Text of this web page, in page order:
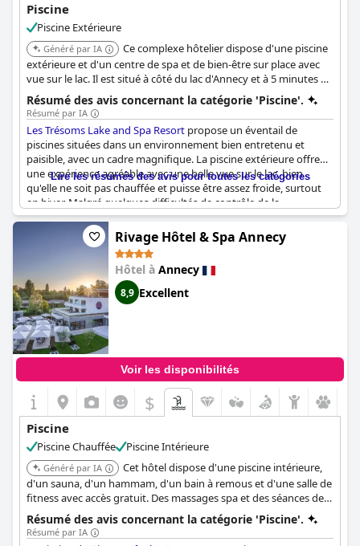
Piscine
Piscine Extérieure
Généré par IA
Ce complexe hôtelier dispose d'une piscine
extérieure et d'un centre de spa et de bien-être sur place avec
vue sur le lac. Il est situé à côté du lac d'Annecy et à 5 minutes à
pied de la plage. L'emplacement et les équipements en font un
excellent choix pour la détente et les loisirs.
Résumé des avis concernant la catégorie 'Piscine'.
Résumé par IA
Les Trésoms Lake and Spa Resort propose un éventail de
piscines situées dans un environnement bien entretenu et
paisible, avec un cadre magnifique. La piscine extérieure offre
une expérience agréable avec une belle vue sur le lac, bien
qu'elle ne soit pas chauffée et puisse être assez froide, surtout
en hiver. Malgré quelques difficultés de contrôle de la
température, les clients apprécient fréquemment la propreté et
l'espace des zones de piscine, soulignant les conditions
impeccables et hygiéniques. Bien que l'eau de la piscine du spa
soit toujours propre, certains clients la trouvent un peu trop
fraîche. L'ambiance générale autour des piscines est paisible et
peu fréquentée, contribuant à une expérience globale
confortable et agréable.
Lire les résumés des avis pour toutes les catégories
Rivage Hôtel & Spa Annecy
Hôtel à Annecy
8,9 Excellent
Voir les disponibilités
$
Piscine
Piscine Chauffée Piscine Intérieure
Généré par IA
Cet hôtel dispose d'une piscine intérieure,
d'un sauna, d'un hammam, d'un bain à remous et d'une salle de
fitness avec accès gratuit. Des massages spa et des séances de
yoga sont disponibles moyennant des frais supplémentaires.
Son emplacement au bord du lac et ses équipements modernes
en font un choix désirable.
Résumé des avis concernant la catégorie 'Piscine'.
Résumé par IA